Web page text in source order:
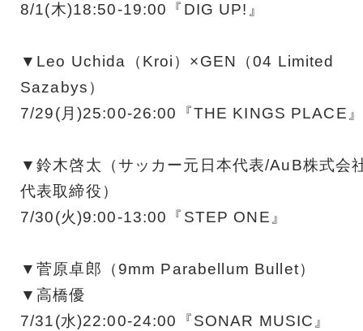
8/1(木)18:50-19:00『DIG UP!』
▼Leo Uchida（Kroi）×GEN（04 Limited
Sazabys）
7/29(月)25:00-26:00『THE KINGS PLACE』
▼鈴木啓太（サッカー元日本代表/AuB株式会
代表取締役）
7/30(火)9:00-13:00『STEP ONE』
▼菅原卓郎（9mm Parabellum Bullet）
▼高橋優
7/31(水)22:00-24:00『SONAR MUSIC』